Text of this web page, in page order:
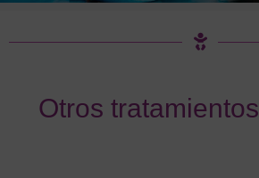
Otros tratamientos